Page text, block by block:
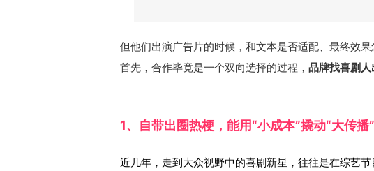
但他们出演广告片的时候，和文本是否适配、最终效果
首先，合作毕竟是一个双向选择的过程， 品牌找喜剧
1、自带出圈热梗，能用“小成本”撬动“大传播”
近几年，走到大众视野中的喜剧新星，往往是在综艺节